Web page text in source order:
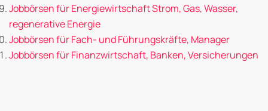
Jobbörsen für Energiewirtschaft Strom, Gas, Wasser,
regenerative Energie
Jobbörsen für Fach- und Führungskräfte, Manager
Jobbörsen für Finanzwirtschaft, Banken, Versicherungen